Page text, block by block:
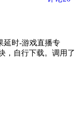
延时-游戏直播专
，自行下载。 调用了